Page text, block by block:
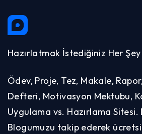
Hazırlatmak İstediğiniz Her
Ödev, Proje, Tez, Makale,
Defteri, Motivasyon Mektubu,
Uygulama vs. Hazırlama Sitesi.
Blogumuzu takip ederek